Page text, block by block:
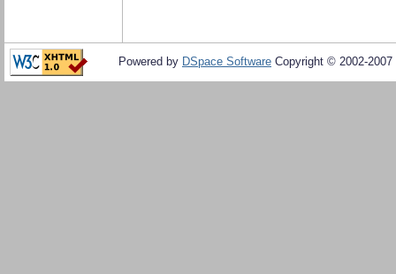
Powered by DSpace Software Copyright © 2002-2007